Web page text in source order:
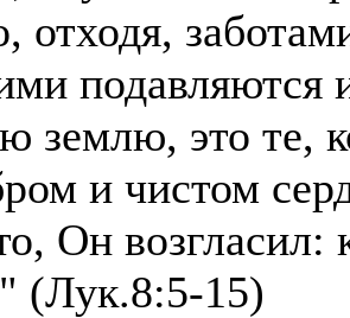
отходя,
подавляются
землю, это те,
и чистом
Он
(Лук.8:5-15)